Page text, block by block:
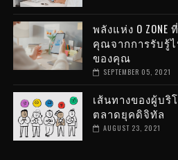
พลังแห่ง O
คุณจากการรับรู้
ของคุณ
SEPTEMBER 05, 2021
เส้นทางของผู้บริ
ตลาดยุคดิจิทัล
AUGUST 23, 2021